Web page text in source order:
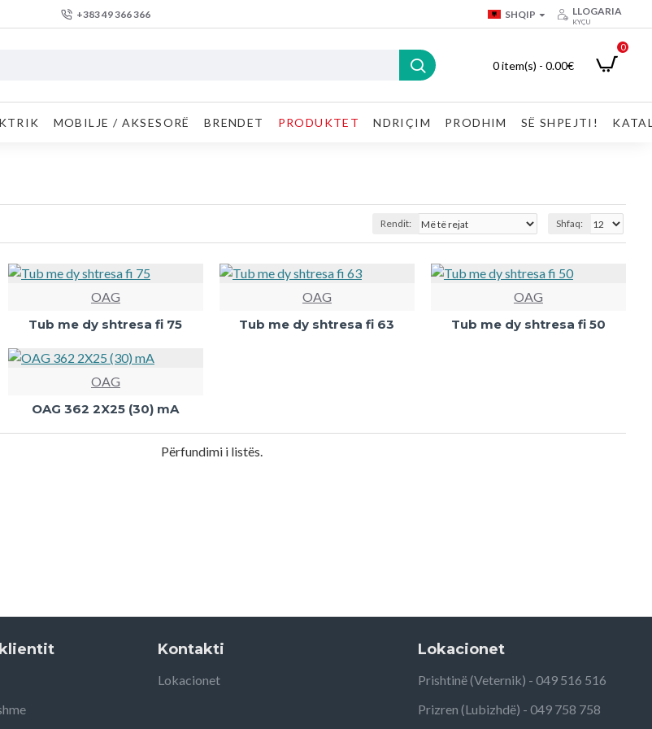
+383 49 366 366 SHQIP LLOGARIA
KYÇU
0 item(s) - 0.00€
0
MOBILJE / AKSESORË BRENDET PRODUKTET NDRIÇIM PRODHIM SË SHPEJTI!
Rendit: Shfaq:
OAG
Tub me dy shtresa fi 75
OAG
Tub me dy shtresa fi 63
OAG
Tub me dy shtresa fi 50
OAG
OAG 362 2X25 (30) mA
Përfundimi i listës.
Kontakti
Lokacionet
Lokacionet
Prishtinë (Veternik) - 049 516 516
Prizren (Lubizhdë) - 049 758 758